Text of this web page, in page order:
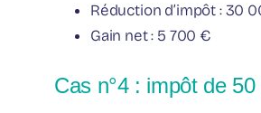
Réduction d’impôt : 30
Gain net : 5 700 €
Cas n°4 : impôt de 50